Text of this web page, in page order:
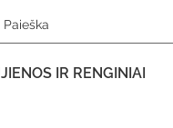
IR RENGINIAI